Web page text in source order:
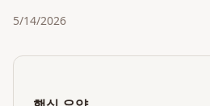
5/14/2026